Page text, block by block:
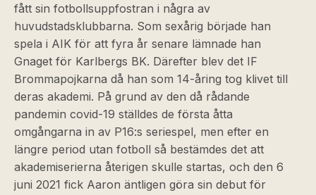
fått sin fotbollsuppfostran i några av
huvudstadsklubbarna. Som sexårig började han
spela i AIK för att fyra år senare lämnade han
Gnaget för Karlbergs BK. Därefter blev det IF
Brommapojkarna då han som 14-åring tog klivet till
deras akademi. På grund av den då rådande
pandemin covid-19 ställdes de första åtta
omgångarna in av P16:s seriespel, men efter en
längre period utan fotboll så bestämdes det att
akademiserierna återigen skulle startas, och den 6
juni 2021 fick Aaron äntligen göra sin debut för